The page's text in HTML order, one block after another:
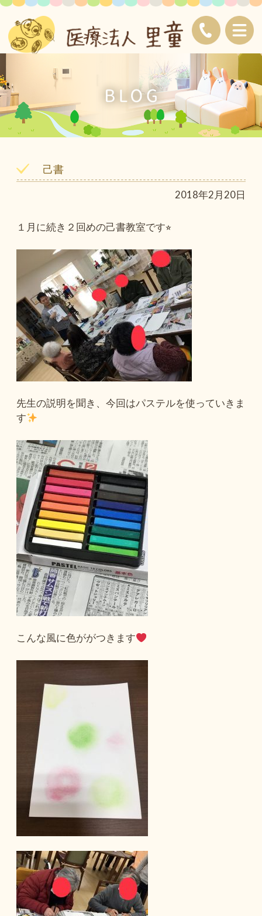
己書
2018年2月20日
１月に続き２回めの己書教室です⭐︎
先生の説明を聞き、今回はパステルを使っていきま
す
こんな風に色ががつきます